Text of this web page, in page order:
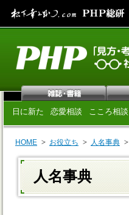
日に新た 恋愛相談 こころ相談
HOME お役立ち 人名事典
人名事典